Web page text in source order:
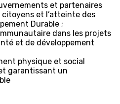
et partenaires
et l’atteinte des
Durable ;
dans les projets
et de développement
physique et social
garantissant un